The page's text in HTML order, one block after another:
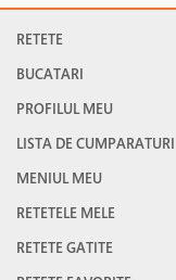
RETETE
BUCATARI
PROFILUL MEU
LISTA DE CUMPARATURI
MENIUL MEU
RETETELE MELE
RETETE GATITE